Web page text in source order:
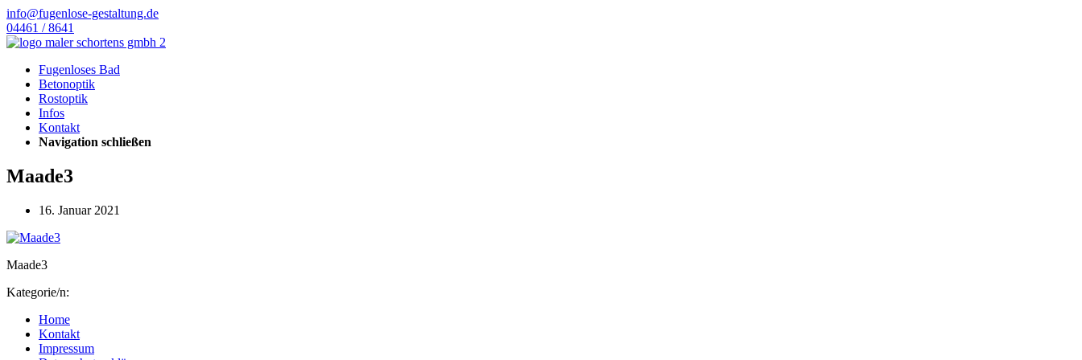
info@fugenlose-gestaltung.de
04461 / 8641
Fugenloses Bad
Betonoptik
Rostoptik
Infos
Kontakt
Navigation schließen
Maade3
16. Januar 2021
Maade3
Kategorie/n:
Home
Kontakt
Impressum